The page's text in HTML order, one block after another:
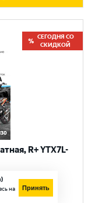
СЕГОДНЯ СО
СКИДКОЙ
R+ YTX7L-
на
Принять